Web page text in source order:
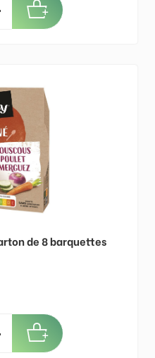
de 8 barquettes